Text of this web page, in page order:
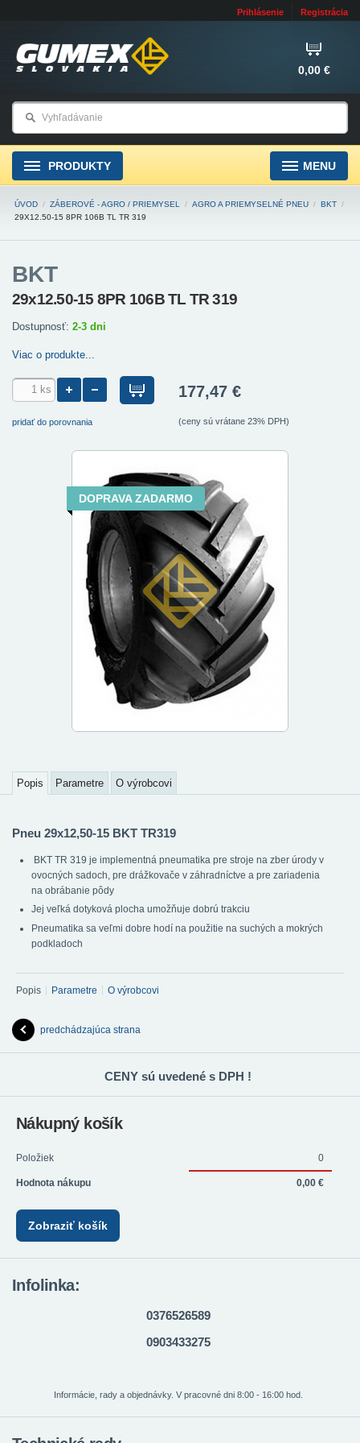
Prihlásenie Registrácia
0,00 €
PRODUKTY MENU
ÚVOD / ZÁBEROVÉ - AGRO / PRIEMYSEL / AGRO A PRIEMYSELNÉ PNEU / BKT /
29X12.50-15 8PR 106B TL TR 319
BKT
29x12.50-15 8PR 106B TL TR 319
Dostupnosť: 2-3 dni
Viac o produkte...
pridať do porovnania
177,47 €
(ceny sú vrátane 23% DPH)
DOPRAVA ZADARMO
Popis Parametre O výrobcovi
Pneu 29x12,50-15 BKT TR319
BKT TR 319 je implementná pneumatika pre stroje na zber úrody v
ovocných sadoch, pre drážkovače v záhradníctve a pre zariadenia
na obrábanie pôdy
Jej veľká dotyková plocha umožňuje dobrú trakciu
Pneumatika sa veľmi dobre hodí na použitie na suchých a mokrých
podkladoch
Popis Parametre O výrobcovi
predchádzajúca strana
CENY sú uvedené s DPH !
Nákupný košík
Položiek 0
Hodnota nákupu 0,00 €
Zobraziť košík
Infolinka:
0376526589
0903433275
Informácie, rady a objednávky. V pracovné dni 8:00 - 16:00 hod.